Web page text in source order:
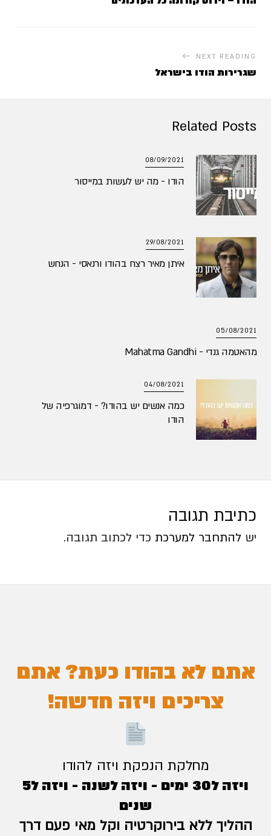
NEXT READING
שגרירות הודו בישראל
Related Posts
08/09/2021
הודו - מה יש לעשות במייסור
29/08/2021
איתן מאיר רצח בהודו ורנאסי - הנחש
05/08/2021
מהאטמה גנדי - Mahatma Gandhi
04/08/2021
כמה אנשים יש בהודו? - דמוגרפיה של
הודו
כתיבת תגובה
יש להתחבר למערכת כדי לכתוב תגובה.
אתם לא בהודו כעת? אתם
צריכים ויזה חדשה!
מחלקת הנפקת ויזה להודו
ויזה ל30 ימים - ויזה לשנה - ויזה ל5
שנים
ההליך ללא בירוקרטיה וקל מאי פעם דרך